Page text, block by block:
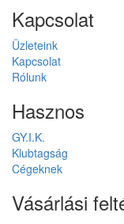
Kapcsolat
Üzleteink
Kapcsolat
Rólunk
Hasznos
GY.I.K.
Klubtagság
Cégeknek
Vásárlási